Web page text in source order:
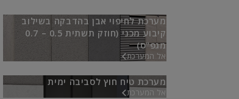
מערכת לחיפוי אבן בהדבקה בשילוב
קיבוע מכני (חוזק תשתית 0.5 – 0.7
מגפ"ס)
אל המערכת
מערכת טיח חוץ לסביבה ימית
אל המערכת